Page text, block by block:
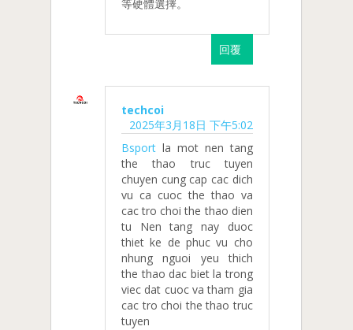
等硬體選擇。
回覆
techcoi
2025年3月18日 下午5:02
Bsport la mot nen tang
the thao truc tuyen
chuyen cung cap cac dich
vu ca cuoc the thao va
cac tro choi the thao dien
tu Nen tang nay duoc
thiet ke de phuc vu cho
nhung nguoi yeu thich
the thao dac biet la trong
viec dat cuoc va tham gia
cac tro choi the thao truc
tuyen